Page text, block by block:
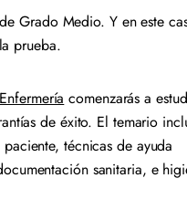
Grado Medio. Y en este
prueba.
comenzarás a
de éxito. El temario
técnicas de ayuda
sanitaria, e